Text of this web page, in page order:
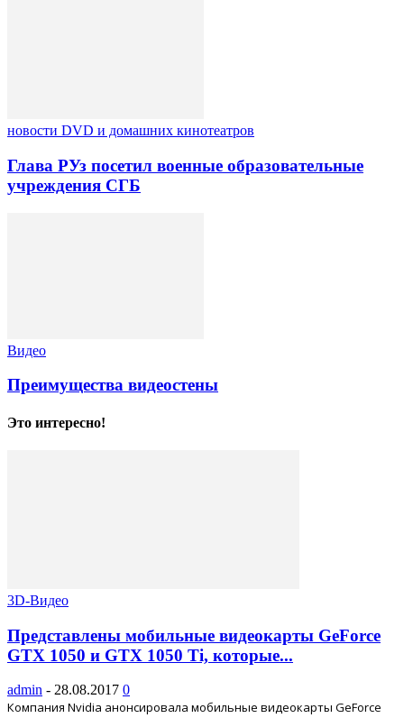
новости DVD и домашних кинотеатров
Глава РУз посетил военные образовательные
учреждения СГБ
Видео
Преимущества видеостены
Это интересно!
3D-Видео
Представлены мобильные видеокарты GeForce
GTX 1050 и GTX 1050 Ti, которые...
admin - 28.08.2017 0
Компания Nvidia анонсировала мобильные видеокарты GeForce